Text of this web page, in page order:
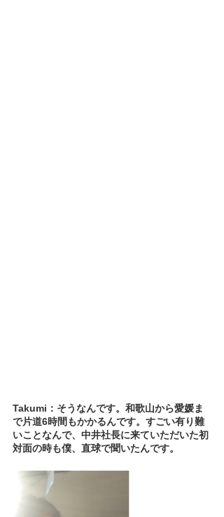
Takumi：そうなんです。和歌山から愛媛ま
で片道6時間もかかるんです。すごい有り難
いことなんで、中井社長に来ていただいた初
対面の時も僕、直球で聞いたんです。